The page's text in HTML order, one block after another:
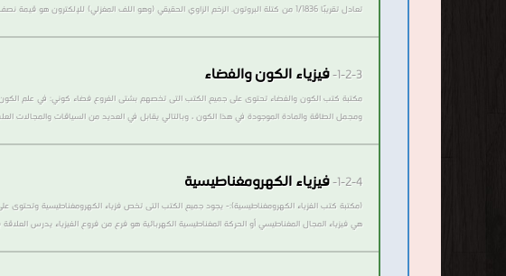
تعادل تقريبًا 1/1836 من كتلة البروتون. الزخم الزاوي الحقيقي (وهو اللف المغزلي) للإلكترون هو قيمة نصف عدد صحيح من وحدة ħ، مما يعني بأنه فرميون. ويسمى الجسيم المضاد للإلكترون بالبوزيترون، وهو مطابق للإلكترون عدا أنه معاكس له بالشحنة..
1-2-3- فيزياء الكون والفضاء
ومجمل الطاقة والمادة الموجودة في هذا الكون ، وبالتالي يقابل في العديد من السياقات والمجالات
1-2-4- فيزياء الكهرومغناطيسية
هي فيزياء المجال المغناطيسي أو الحركة المغناطيسية الكهربائية هو فرع من فروع الفيزياء يدرس